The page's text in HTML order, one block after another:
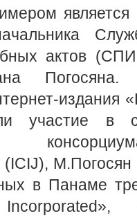
является
актов
издания
участие в
(ICIJ), М.Погосян
в Панаме